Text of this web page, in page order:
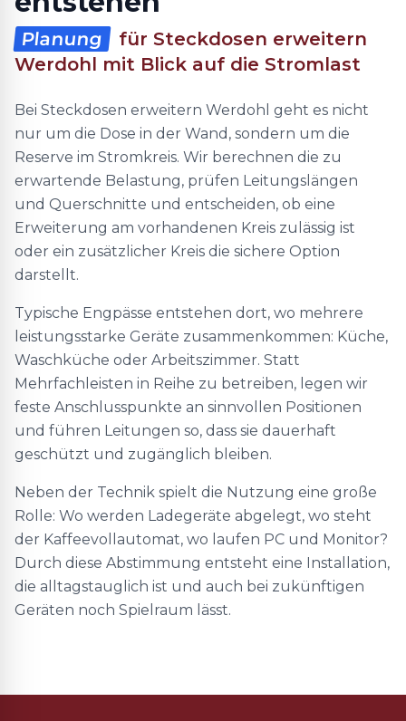
Planung
für Steckdosen erweitern
Werdohl mit Blick auf die Stromlast
Bei Steckdosen erweitern Werdohl geht es nicht
nur um die Dose in der Wand, sondern um die
Reserve im Stromkreis. Wir berechnen die zu
erwartende Belastung, prüfen Leitungslängen
und Querschnitte und entscheiden, ob eine
Erweiterung am vorhandenen Kreis zulässig ist
oder ein zusätzlicher Kreis die sichere Option
darstellt.
Typische Engpässe entstehen dort, wo mehrere
leistungsstarke Geräte zusammenkommen: Küche,
Waschküche oder Arbeitszimmer. Statt
Mehrfachleisten in Reihe zu betreiben, legen wir
feste Anschlusspunkte an sinnvollen Positionen
und führen Leitungen so, dass sie dauerhaft
geschützt und zugänglich bleiben.
Neben der Technik spielt die Nutzung eine große
Rolle: Wo werden Ladegeräte abgelegt, wo steht
der Kaffeevollautomat, wo laufen PC und Monitor?
Durch diese Abstimmung entsteht eine Installation,
die alltagstauglich ist und auch bei zukünftigen
Geräten noch Spielraum lässt.